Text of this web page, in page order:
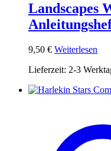
Landscapes
9,50 € Weiterlesen
Lieferzeit: 2-3